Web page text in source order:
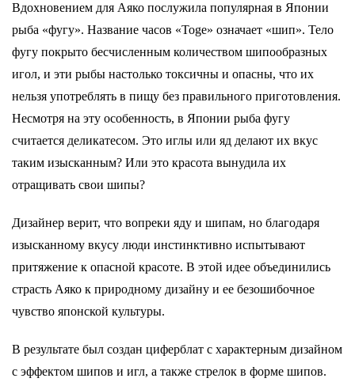
Вдохновением для Аяко послужила популярная в Японии
рыба «фугу». Название часов «Toge» означает «шип». Тело
фугу покрыто бесчисленным количеством шипообразных
игол, и эти рыбы настолько токсичны и опасны, что их
нельзя употреблять в пищу без правильного приготовления.
Несмотря на эту особенность, в Японии рыба фугу
считается деликатесом. Это иглы или яд делают их вкус
таким изысканным? Или это красота вынудила их
отращивать свои шипы?
Дизайнер верит, что вопреки яду и шипам, но благодаря
изысканному вкусу люди инстинктивно испытывают
притяжение к опасной красоте. В этой идее объединились
страсть Аяко к природному дизайну и ее безошибочное
чувство японской культуры.
В результате был создан циферблат с характерным дизайном
с эффектом шипов и игл, а также стрелок в форме шипов.